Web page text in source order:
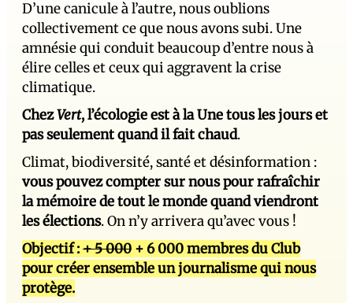
D’une canicule à l’autre, nous oublions
collectivement ce que nous avons subi. Une
amnésie qui conduit beaucoup d’entre nous à
élire celles et ceux qui aggravent la crise
climatique.
ChezVert, l’écologie est à la Une tous les jours et
pas seulement quand il fait chaud.
Climat, biodiversité, santé et désinformation :
vous pouvez compter sur nous pour rafraîchir
la mémoire de tout le monde quand viendront
les élections. On n’y arrivera qu’avec vous !
Objectif :+ 5 000 + 6 000 membres du Club
pour créer ensemble un journalisme qui nous
protège.